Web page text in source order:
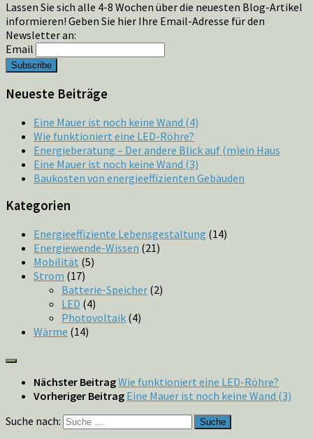
Lassen Sie sich alle 4-8 Wochen über die neuesten Blog-Artikel
informieren! Geben Sie hier Ihre Email-Adresse für den
Newsletter an:
Email
Neueste Beiträge
Eine Mauer ist noch keine Wand (4)
Wie funktioniert eine LED-Röhre?
Energieberatung – Der andere Blick auf (m)ein Haus
Eine Mauer ist noch keine Wand (3)
Baukosten von energieeffizienten Gebäuden
Kategorien
Energieeffiziente Lebensgestaltung (14)
Energiewende-Wissen (21)
Mobilität (5)
Strom (17)
Batterie-Speicher (2)
LED (4)
Photovoltaik (4)
Wärme (14)
Nächster BeitragWie funktioniert eine LED-Röhre?
Vorheriger Beitrag Eine Mauer ist noch keine Wand (3)
Suche nach: